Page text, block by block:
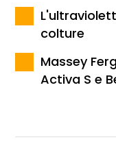
colture
Massey
Activa S e